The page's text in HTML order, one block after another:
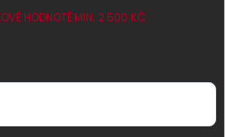
HODNOTĚ MIN. 2 500 KČ